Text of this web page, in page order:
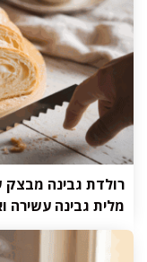
רולדת גבינה מבצק
מלית גבינה עשירה